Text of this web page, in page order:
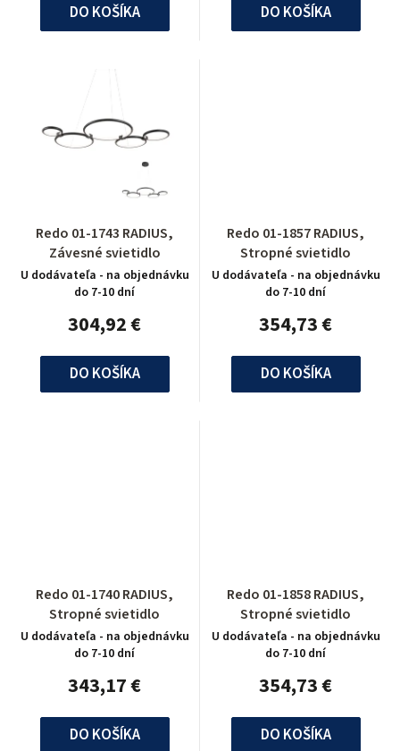
DO KOŠÍKA DO KOŠÍKA
Redo 01-1743 RADIUS,
Závesné svietidlo
U dodávateľa - na objednávku
do 7-10 dní
304,92 €
DO KOŠÍKA
Redo 01-1857 RADIUS,
Stropné svietidlo
U dodávateľa - na objednávku
do 7-10 dní
354,73 €
DO KOŠÍKA
Redo 01-1740 RADIUS,
Stropné svietidlo
U dodávateľa - na objednávku
do 7-10 dní
343,17 €
DO KOŠÍKA
Redo 01-1858 RADIUS,
Stropné svietidlo
U dodávateľa - na objednávku
do 7-10 dní
354,73 €
DO KOŠÍKA